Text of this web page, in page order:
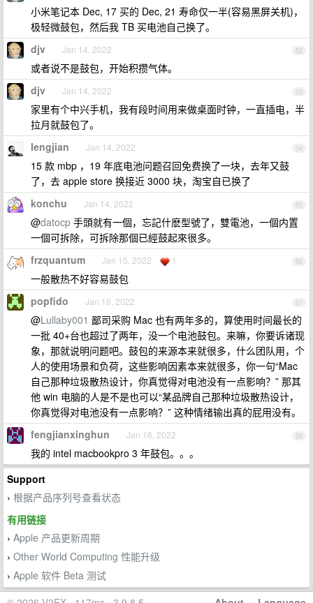
小米笔记本 Dec, 17 买的 Dec, 21 寿命仅一半(容易黑屏关机)，
极轻微鼓包，然后我 TB 买电池自己换了。
52
djv Jan 14, 2022
或者说不是鼓包，开始积攒气体。
53
djv Jan 14, 2022
家里有个中兴手机，我有段时间用来做桌面时钟，一直插电，半
拉月就鼓包了。
54
lengjian Jan 14, 2022
15 款 mbp ，19 年底电池问题召回免费换了一块，去年又鼓
了，去 apple store 换接近 3000 块，淘宝自已换了
55
konchu Jan 14, 2022
@datocp 手頭就有一個，忘記什麽型號了，雙電池，一個内置
一個可拆除，可拆除那個已經鼓起來很多。
56
frzquantum Jan 15, 2022 1
一般散热不好容易鼓包
57
popfido Jan 16, 2022
@Lullaby001 鄙司采购 Mac 也有两年多的，算使用时间最长的
一批 40+台也超过了两年，没一个电池鼓包。来嘛，你要诉诸现
象，那就说明问题吧。鼓包的来源本来就很多，什么团队用，个
人的使用场景和负荷，这些影响因素本来就很多，你一句“Mac
自己那种垃圾散热设计，你真觉得对电池没有一点影响？” 那其
他 win 电脑的人是不是也可以“某品牌自己那种垃圾散热设计，
你真觉得对电池没有一点影响？” 这种情绪输出真的屁用没有。
58
fengjianxinghun Jan 16, 2022
我的 intel macbookpro 3 年鼓包。。。
Support
› 根据产品序列号查看状态
有用链接
› Apple 产品更新周期
› Other World Computing 性能升级
› Apple 软件 Beta 测试